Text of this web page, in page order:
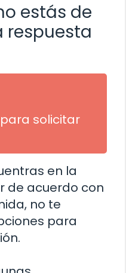
estás de
respuesta
solicitar
en la
de acuerdo con
no te
para